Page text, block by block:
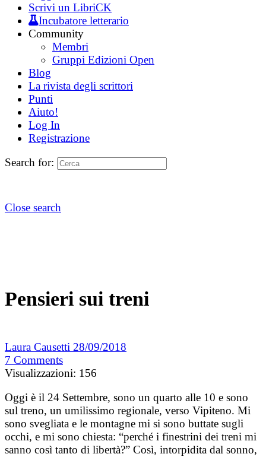
Scrivi un LibriCK
Incubatore letterario
Community
Membri
Gruppi Edizioni Open
Blog
La rivista degli scrittori
Punti
Aiuto!
Log In
Registrazione
Search for:
Close search
Pensieri sui treni
Laura Causetti 28/09/2018
7 Comments
Visualizzazioni: 156
Oggi è il 24 Settembre, sono un quarto alle 10 e sono
sul treno, un umilissimo regionale, verso Vipiteno. Mi
sono svegliata e le montagne mi si sono buttate sugli
occhi, e mi sono chiesta: “perché i finestrini dei treni mi
sanno così tanto di libertà?” Così, intorpidita dal sonno,